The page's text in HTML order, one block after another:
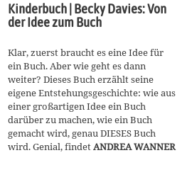
Kinderbuch | Becky Davies: Von
der Idee zum Buch
Klar, zuerst braucht es eine Idee für
ein Buch. Aber wie geht es dann
weiter? Dieses Buch erzählt seine
eigene Entstehungsgeschichte: wie aus
einer großartigen Idee ein Buch
darüber zu machen, wie ein Buch
gemacht wird, genau DIESES Buch
wird. Genial, findetANDREA WANNER